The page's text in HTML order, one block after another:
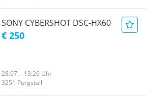
SONY CYBERSHOT DSC-HX60
€ 250
28.07. - 13:26 Uhr
3251 Purgstall